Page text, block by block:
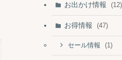
お出かけ情報 (12)
お得情報 (47)
セール情報 (1)